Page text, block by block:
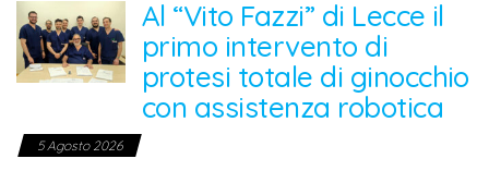
Al “Vito Fazzi” di Lecce il
primo intervento di
protesi totale di ginocchio
con assistenza robotica
5 Agosto 2026